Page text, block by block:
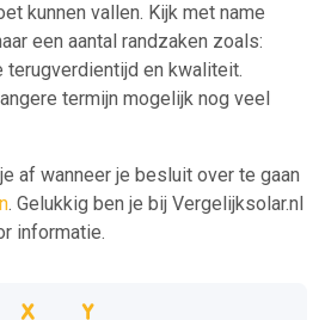
kunnen vallen. Kijk met name
een aantal randzaken zoals:
terugverdientijd en kwaliteit.
termijn mogelijk nog veel
af wanneer je besluit over te gaan
. Gelukkig ben je bij Vergelijksolar.nl
informatie.